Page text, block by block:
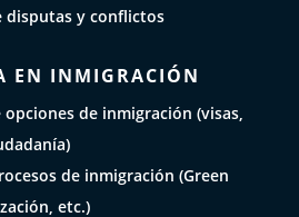
disputas y conflictos
EN INMIGRACIÓN
opciones de inmigración (visas,
de inmigración (Green
etc.)